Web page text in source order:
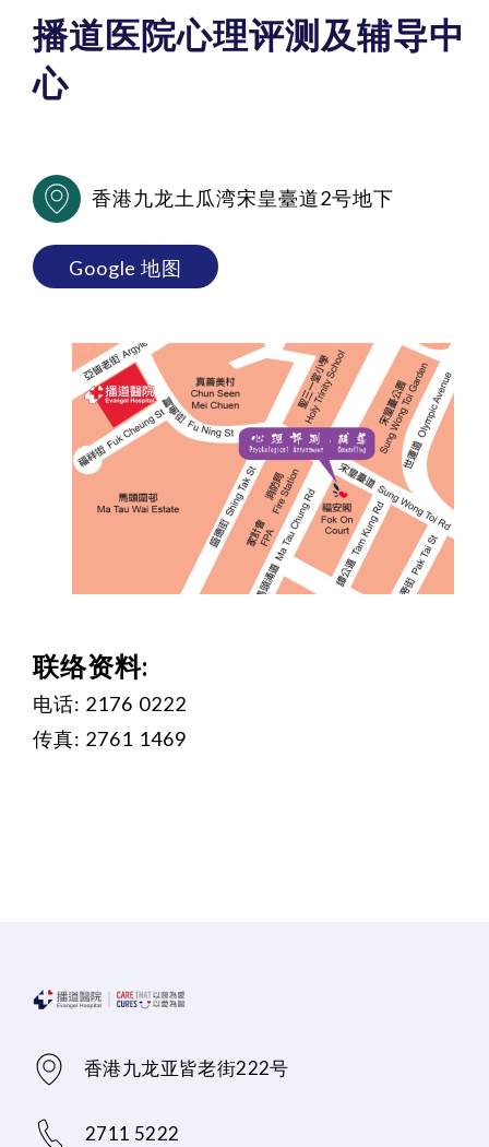
播道医院心理评测及辅导中
心
香港九龙土瓜湾宋皇臺道2号地下
Google 地图
联络资料:
电话: 2176 0222
传真: 2761 1469
香港九龙亚皆老街222号
2711 5222